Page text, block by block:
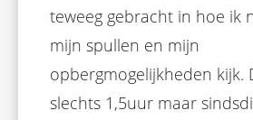
teweeg gebracht in hoe ik
mijn spullen en mijn
opbergmogelijkheden kijk.
slechts 1,5uur maar